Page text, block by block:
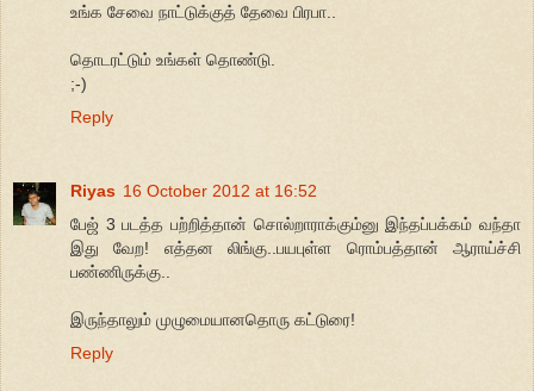
உங்க சேவை நாட்டுக்குத் தேவை பிரபா..
தொடரட்டும் உங்கள் தொண்டு.
;-)
Reply
Riyas 16 October 2012 at 16:52
பேஜ் 3 படத்த பற்றித்தான் சொல்றாராக்கும்னு இந்தப்பக்கம் வந்தா
இது வேற! எத்தன லிங்கு..பயபுள்ள ரொம்பத்தான் ஆராய்ச்சி
பண்ணிருக்கு..
இருந்தாலும் முழுமையானதொரு கட்டுரை!
Reply